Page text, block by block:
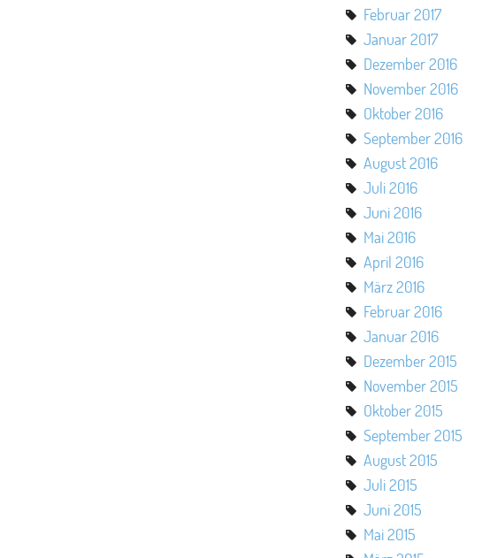
Februar 2017
Januar 2017
Dezember 2016
November 2016
Oktober 2016
September 2016
August 2016
Juli 2016
Juni 2016
Mai 2016
April 2016
März 2016
Februar 2016
Januar 2016
Dezember 2015
November 2015
Oktober 2015
September 2015
August 2015
Juli 2015
Juni 2015
Mai 2015